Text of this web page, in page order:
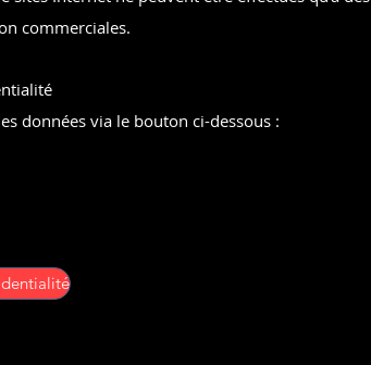
commerciales.
données via le bouton ci-dessous :